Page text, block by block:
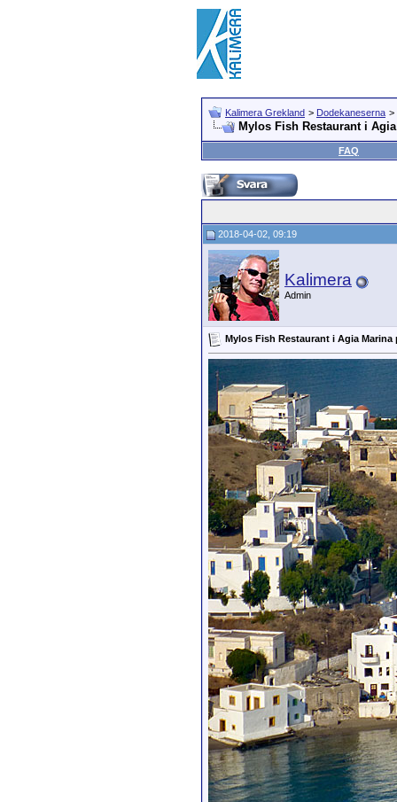
Kalimera Grekland > Dodekaneserna >
Mylos Fish Restaurant i
FAQ
2018-04-02, 09:19
Kalimera
Admin
Mylos Fish Restaurant i Agia Marina